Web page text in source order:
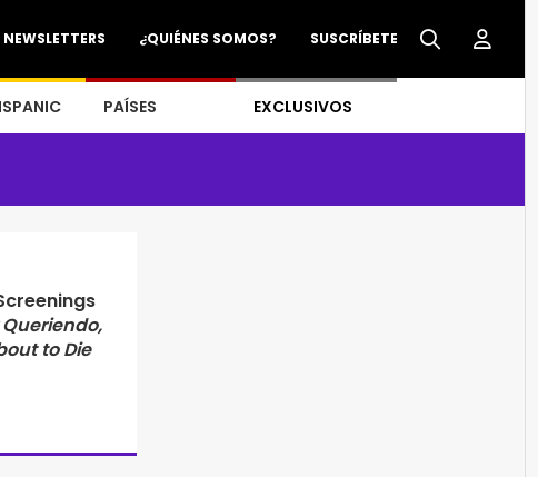
SUSCRÍBETE
¿QUIÉNES SOMOS?
NEWSLETTERS
PAÍSES EXCLUSIVOS
to Die